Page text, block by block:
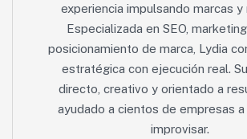
experiencia impulsando marcas y
Especializada en SEO,
posicionamiento de marca, Lydia
estratégica con ejecución real.
directo, creativo y orientado a
ayudado a cientos de empresas a
improvisar.